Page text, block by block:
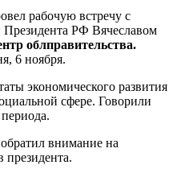
рабочую встречу с
РФ Вячеславом
облправительства.
6 ноября.
экономического развития
сфере. Говорили
внимание на
президента.